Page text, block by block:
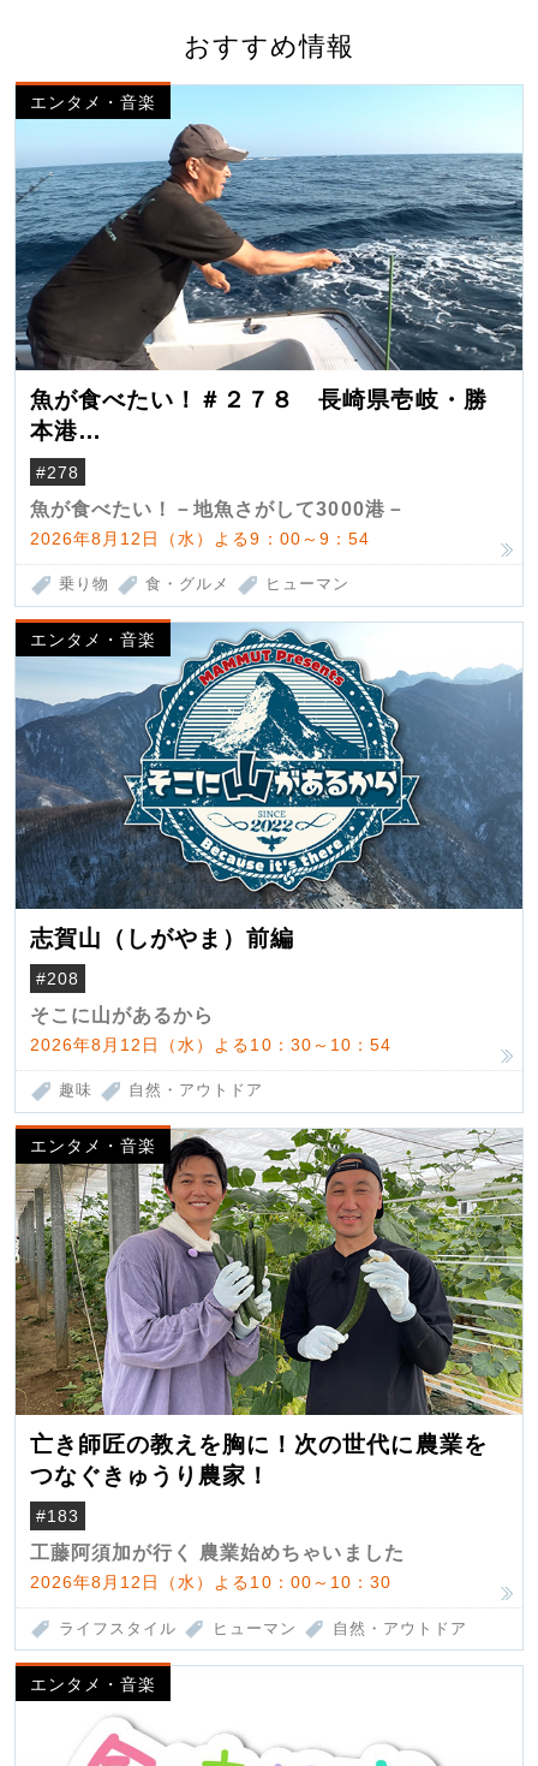
おすすめ情報
エンタメ・音楽
魚が食べたい！＃２７８ 長崎県壱岐・勝
本港
（クロマグロ）
#278
魚が食べたい！－地魚さがして3000港－
2026年8月12日（水）よる9：00～9：54
乗り物 食・グルメ ヒューマン
エンタメ・音楽
志賀山（しがやま）前編
#208
そこに山があるから
2026年8月12日（水）よる10：30～10：54
趣味 自然・アウトドア
エンタメ・音楽
亡き師匠の教えを胸に！次の世代に農業を
つなぐきゅうり農家！
#183
工藤阿須加が行く 農業始めちゃいました
2026年8月12日（水）よる10：00～10：30
ライフスタイル ヒューマン 自然・アウトドア
エンタメ・音楽